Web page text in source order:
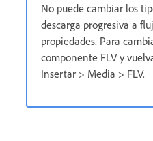
No puede cambiar los
descarga progresiva a
propiedades. Para
componente FLV y
Insertar > Media > FLV.